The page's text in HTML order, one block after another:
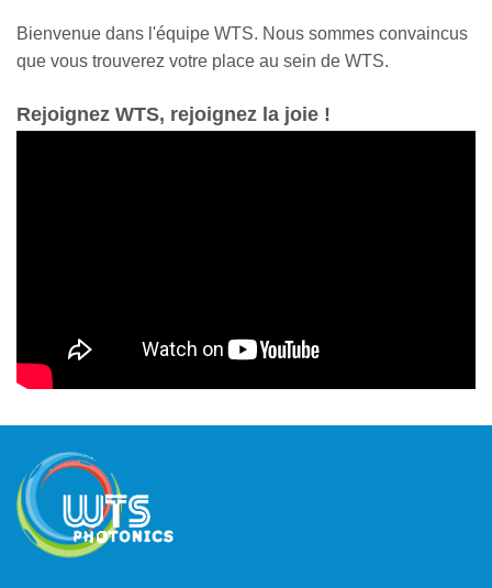
Bienvenue dans l'équipe WTS. Nous sommes convaincus
que vous trouverez votre place au sein de WTS.
Rejoignez WTS, rejoignez la joie !